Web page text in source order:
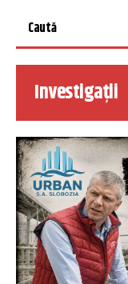
Investigații